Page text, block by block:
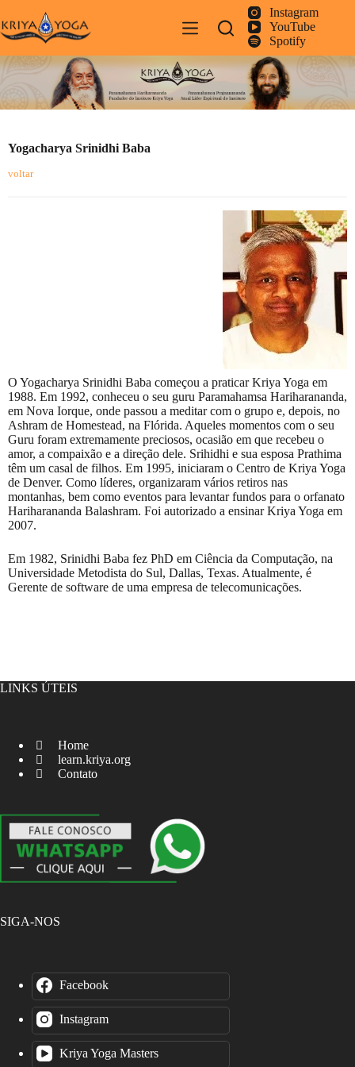
para
o
Instagram
YouTube
Spotify
Yogacharya Srinidhi Baba
voltar
O Yogacharya Srinidhi Baba começou a praticar Kriya Yoga em
1988. Em 1992, conheceu o seu guru Paramahamsa Hariharananda,
em Nova Iorque, onde passou a meditar com o grupo e, depois, no
Ashram de Homestead, na Flórida. Aqueles momentos com o seu
Guru foram extremamente preciosos, ocasião em que recebeu o
amor, a compaixão e a direção dele. Srihidhi e sua esposa Prathima
têm um casal de filhos. Em 1995, iniciaram o Centro de Kriya Yoga
de Denver. Como líderes, organizaram vários retiros nas
montanhas, bem como eventos para levantar fundos para o orfanato
Hariharananda Balashram. Foi autorizado a ensinar Kriya Yoga em
2007.
Em 1982, Srinidhi Baba fez PhD em Ciência da Computação, na
Universidade Metodista do Sul, Dallas, Texas. Atualmente, é
Gerente de software de uma empresa de telecomunicações.
LINKS ÚTEIS
Home
learn.kriya.org
Contato
SIGA-NOS
Facebook
Instagram
Kriya Yoga Masters